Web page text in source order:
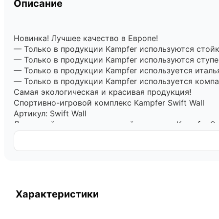
Описание
Новинка! Лучшее качество в Европе!
— Только в продукции Kampfer используются
— Только в продукции Kampfer используются
— Только в продукции Kampfer используется
— Только в продукции Kampfer используется
Самая экологическая и красивая продукция!
Спортивно-игровой комплекс Kampfer Swift Wall
Артикул: Swift Wall
Домашний спортивно-игровой комплекс Kampfer
цветовой гамме на выбор, что позволяет
двух стойках и перекладиной для навесного
Скалодром или скалолаз – это спортивный
Характеристики